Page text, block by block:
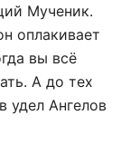
Мученик.
оплакивает
вы всё
А до тех
удел Ангелов